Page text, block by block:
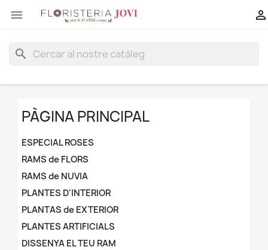
 
search
PÀGINA PRINCIPAL
ESPECIAL ROSES
RAMS de FLORS
RAMS de NUVIA
PLANTES D'INTERIOR
PLANTAS de EXTERIOR
PLANTES ARTIFICIALS
DISSENYA EL TEU RAM